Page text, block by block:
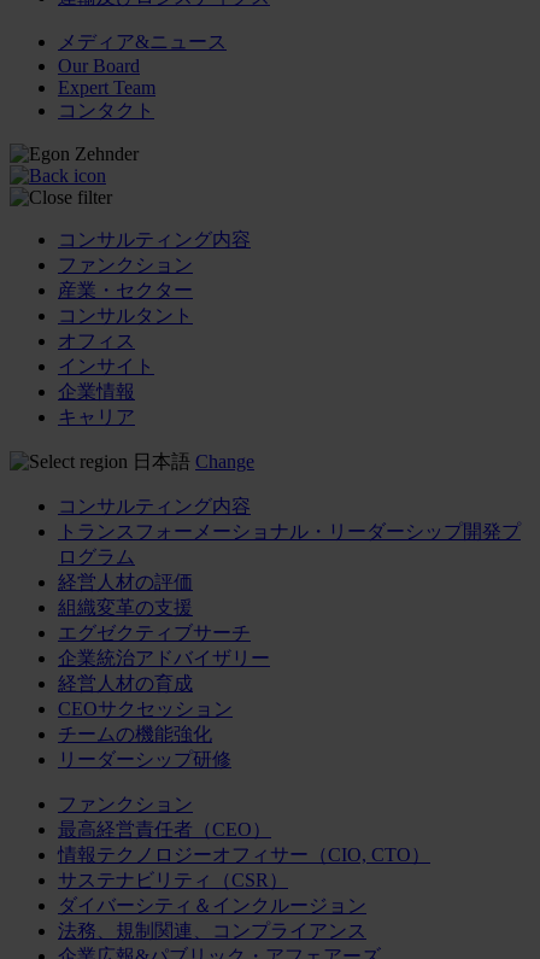
メディア&ニュース
Our Board
Expert Team
コンタクト
コンサルティング内容
ファンクション
産業・セクター
コンサルタント
オフィス
インサイト
企業情報
キャリア
日本語 Change
コンサルティング内容
トランスフォーメーショナル・リーダーシップ開発プ
ログラム
経営人材の評価
組織変革の支援
エグゼクティブサーチ
企業統治アドバイザリー
経営人材の育成
CEOサクセッション
チームの機能強化
リーダーシップ研修
ファンクション
最高経営責任者（CEO）
情報テクノロジーオフィサー（CIO, CTO）
サステナビリティ（CSR）
ダイバーシティ＆インクルージョン
法務、規制関連、コンプライアンス